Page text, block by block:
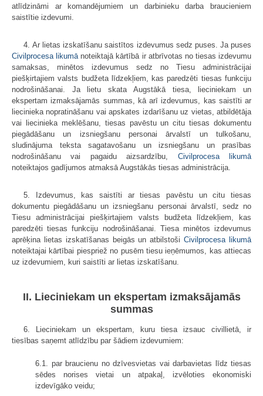
atlīdzināmi ar komandējumiem un darbinieku darba braucieniem
saistītie izdevumi.
4. Ar lietas izskatīšanu saistītos izdevumus sedz puses. Ja puses
Civilprocesa likumā noteiktajā kārtībā ir atbrīvotas no tiesas izdevumu
samaksas, minētos izdevumus sedz no Tiesu administrācijai
piešķirtajiem valsts budžeta līdzekļiem, kas paredzēti tiesas funkciju
nodrošināšanai. Ja lietu skata Augstākā tiesa, lieciniekam un
ekspertam izmaksājamās summas, kā arī izdevumus, kas saistīti ar
liecinieka nopratināšanu vai apskates izdarīšanu uz vietas, atbildētāja
vai liecinieka meklēšanu, tiesas pavēstu un citu tiesas dokumentu
piegādāšanu un izsniegšanu personai ārvalstī un tulkošanu,
sludinājuma teksta sagatavošanu un izsniegšanu un prasības
nodrošināšanu vai pagaidu aizsardzību, Civilprocesa likumā
noteiktajos gadījumos atmaksā Augstākās tiesas administrācija.
5. Izdevumus, kas saistīti ar tiesas pavēstu un citu tiesas
dokumentu piegādāšanu un izsniegšanu personai ārvalstī, sedz no
Tiesu administrācijai piešķirtajiem valsts budžeta līdzekļiem, kas
paredzēti tiesas funkciju nodrošināšanai. Tiesa minētos izdevumus
aprēķina lietas izskatīšanas beigās un atbilstošiCivilprocesa likumā
noteiktajai kārtībai piespriež no pusēm tiesu ieņēmumos, kas attiecas
uz izdevumiem, kuri saistīti ar lietas izskatīšanu.
II. Lieciniekam un ekspertam izmaksājamās
summas
6. Lieciniekam un ekspertam, kuru tiesa izsauc civillietā, ir
tiesības saņemt atlīdzību par šādiem izdevumiem:
6.1. par braucienu no dzīvesvietas vai darbavietas līdz tiesas
sēdes norises vietai un atpakaļ, izvēloties ekonomiski
izdevīgāko veidu;